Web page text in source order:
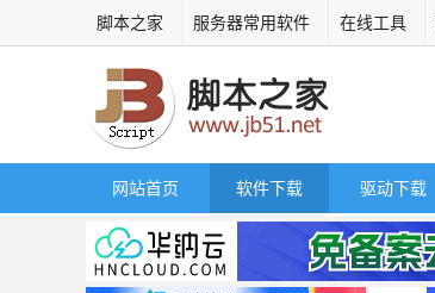
脚本之家 服务器常用软件 在线工具
网站首页 软件下载 驱动下载